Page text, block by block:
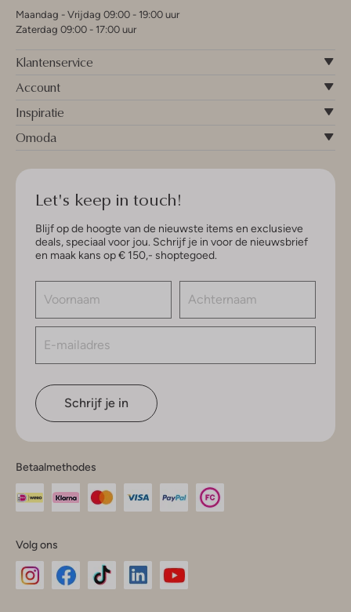
Maandag - Vrijdag 09:00 - 19:00 uur
Zaterdag 09:00 - 17:00 uur
Klantenservice
Account
Inspiratie
Omoda
Let's keep in touch!
Blijf op de hoogte van de nieuwste items en exclusieve
deals, speciaal voor jou. Schrijf je in voor de nieuwsbrief
en maak kans op € 150,- shoptegoed.
Schrijf je in
Betaalmethodes
Volg ons